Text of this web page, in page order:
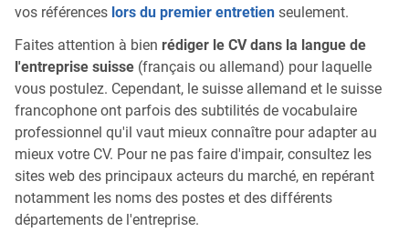
vos références lors du premier entretien seulement.
Faites attention à bien rédiger le CV dans la langue de
l'entreprise suisse (français ou allemand) pour laquelle
vous postulez. Cependant, le suisse allemand et le suisse
francophone ont parfois des subtilités de vocabulaire
professionnel qu'il vaut mieux connaître pour adapter au
mieux votre CV. Pour ne pas faire d'impair, consultez les
sites web des principaux acteurs du marché, en repérant
notamment les noms des postes et des différents
départements de l'entreprise.